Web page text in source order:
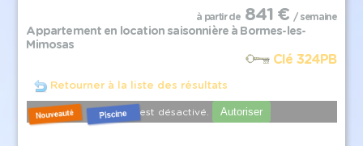
à partir de841 € / semaine
Appartement en location saisonnière à Bormes-les-
Mimosas
Clé 324PB
Retourner à la liste des résultats
YouTube est désactivé. Autoriser